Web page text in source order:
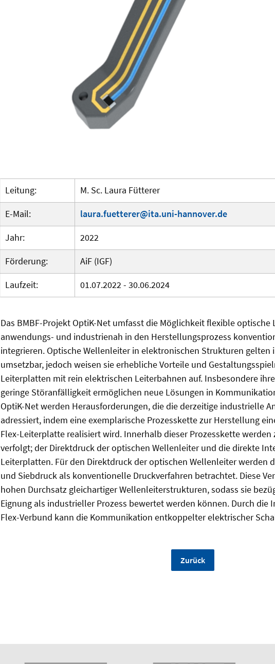
Leitung:
M. Sc. Laura Fütterer
E-Mail:
laura.fuetterer@ita.uni-hannover.de
Jahr:
2022
Förderung:
AiF (IGF)
Laufzeit:
01.07.2022 - 30.06.2024
Das BMBF-Projekt OptiK-Net umfasst die Möglichkeit flexible
anwendungs- und industrienah in den Herstellungsprozess
integrieren. Optische Wellenleiter in elektronischen Strukturen gelten
umsetzbar, jedoch weisen sie erhebliche Vorteile und
Leiterplatten mit rein elektrischen Leiterbahnen auf. Insbesondere
geringe Störanfälligkeit ermöglichen neue Lösungen in
OptiK-Net werden Herausforderungen, die die derzeitige industrielle
adressiert, indem eine exemplarische Prozesskette zur Herstellung
Flex-Leiterplatte realisiert wird. Innerhalb dieser Prozesskette werden
verfolgt; der Direktdruck der optischen Wellenleiter und die direkte
Leiterplatten. Für den Direktdruck der optischen Wellenleiter werden
und Siebdruck als konventionelle Druckverfahren betrachtet. Diese
hohen Durchsatz gleichartiger Wellenleiterstrukturen, sodass sie
Eignung als industrieller Prozess bewertet werden können. Durch die
Flex-Verbund kann die Kommunikation entkoppelter elektrischer
Zurück